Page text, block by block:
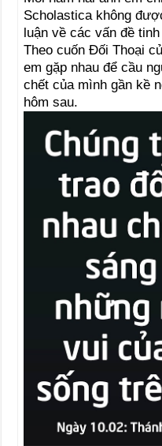
Scholastica không
luận về các vấn đề
Theo cuốn Ðối Thoại
em gặp nhau để cầu
chết của mình gần kề
hôm sau.